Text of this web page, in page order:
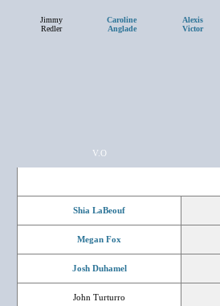
Jimmy
Redler
Caroline
Anglade
Alexis
Victor
V.O
Shia LaBeouf
Megan Fox
Josh Duhamel
John Turturro